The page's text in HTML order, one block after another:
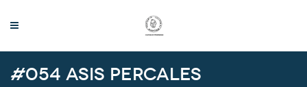
#054 Asis Percales